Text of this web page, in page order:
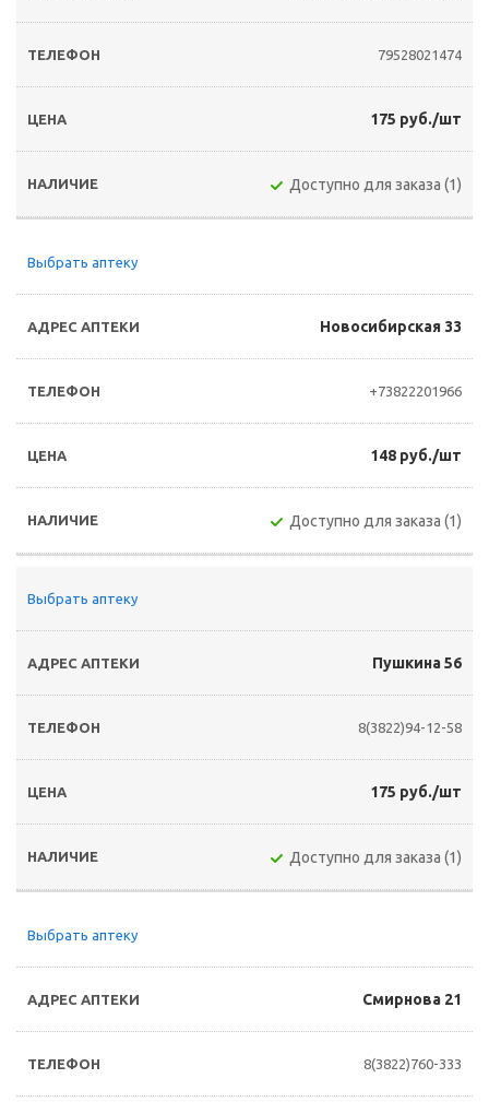
79528021474
175 руб./шт
Доступно для заказа (1)
Выбрать аптеку
Новосибирская 33
+73822201966
148 руб./шт
Доступно для заказа (1)
Выбрать аптеку
Пушкина 56
8(3822)94-12-58
175 руб./шт
Доступно для заказа (1)
Выбрать аптеку
Смирнова 21
8(3822)760-333